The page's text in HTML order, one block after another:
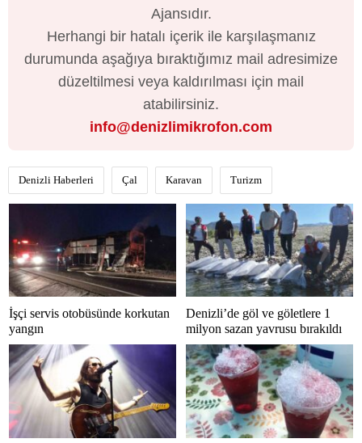
Ajansıdır.
Herhangi bir hatalı içerik ile karşılaşmanız
durumunda aşağıya bıraktığımız mail adresimize
düzeltilmesi veya kaldırılması için mail
atabilirsiniz.
info@denizlimikrofon.com
Denizli Haberleri Çal Karavan Turizm
İşçi servis otobüsünde korkutan
yangın
Denizli’de göl ve göletlere 1
milyon sazan yavrusu bırakıldı